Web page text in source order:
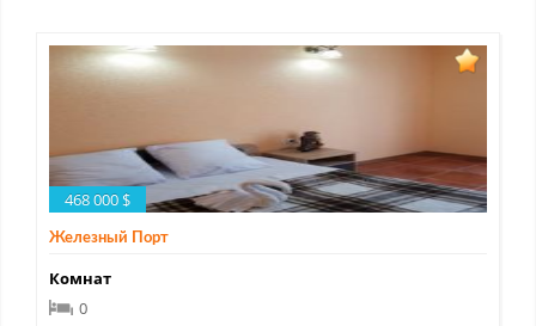
468 000 $
Железный Порт
Комнат
0